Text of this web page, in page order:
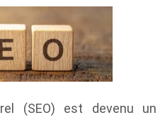
(SEO) est devenu un